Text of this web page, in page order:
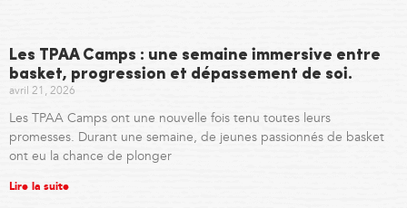
Les TPAA Camps : une semaine immersive entre
basket, progression et dépassement de soi.
avril 21, 2026
Les TPAA Camps ont une nouvelle fois tenu toutes leurs
promesses. Durant une semaine, de jeunes passionnés de basket
ont eu la chance de plonger
Lire la suite